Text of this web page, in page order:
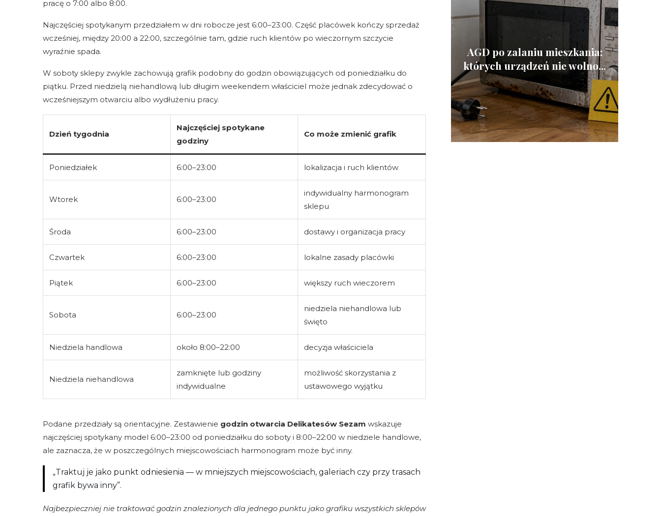
pracę o 7:00 albo 8:00.
Najczęściej spotykanym przedziałem w dni robocze jest 6:00–23:00. Część placówek kończy sprzedaż
wcześniej, między 20:00 a 22:00, szczególnie tam, gdzie ruch klientów po wieczornym szczycie
wyraźnie spada.
W soboty sklepy zwykle zachowują grafik podobny do godzin obowiązujących od poniedziałku do
piątku. Przed niedzielą niehandlową lub długim weekendem właściciel może jednak zdecydować o
wcześniejszym otwarciu albo wydłużeniu pracy.
Dzień tygodnia
Najczęściej spotykane
godziny
Co może zmienić grafik
Poniedziałek 6:00–23:00 lokalizacja i ruch klientów
Wtorek 6:00–23:00
indywidualny harmonogram
sklepu
Środa 6:00–23:00 dostawy i organizacja pracy
Czwartek 6:00–23:00 lokalne zasady placówki
Piątek 6:00–23:00 większy ruch wieczorem
Sobota 6:00–23:00
niedziela niehandlowa lub
święto
Niedziela handlowa około 8:00–22:00 decyzja właściciela
Niedziela niehandlowa
zamknięte lub godziny
indywidualne
możliwość skorzystania z
ustawowego wyjątku
Podane przedziały są orientacyjne. Zestawienie godzin otwarcia Delikatesów Sezam wskazuje
najczęściej spotykany model 6:00–23:00 od poniedziałku do soboty i 8:00–22:00 w niedziele handlowe,
ale zaznacza, że w poszczególnych miejscowościach harmonogram może być inny.
„Traktuj je jako punkt odniesienia — w mniejszych miejscowościach, galeriach czy przy trasach
grafik bywa inny”.
Najbezpieczniej nie traktować godzin znalezionych dla jednego punktu jako grafiku wszystkich sklepów
AGD po zalaniu mieszkania:
których urządzeń nie wolno...